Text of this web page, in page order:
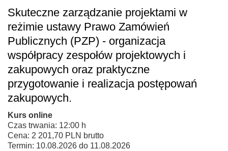
Skuteczne zarządzanie projektami w
reżimie ustawy Prawo Zamówień
Publicznych (PZP) - organizacja
współpracy zespołów projektowych i
zakupowych oraz praktyczne
przygotowanie i realizacja postępowań
zakupowych.
Kurs online
Czas trwania: 12:00 h
Cena: 2 201,70 PLN brutto
Termin: 10.08.2026 do 11.08.2026